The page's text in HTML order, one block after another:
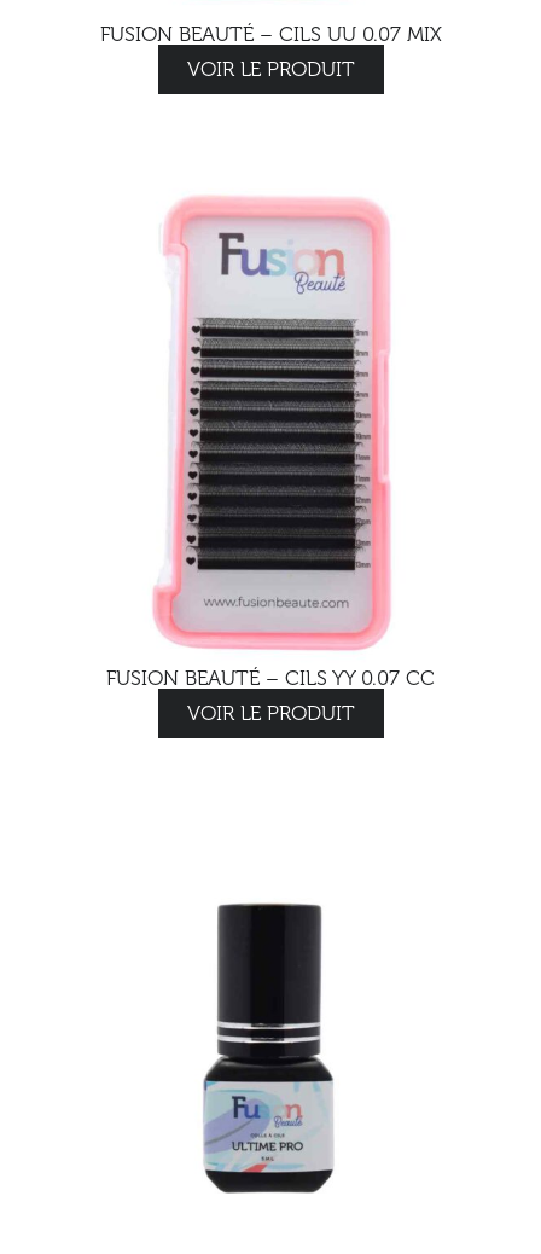
FUSION BEAUTÉ – CILS UU 0.07 MIX
VOIR LE PRODUIT
FUSION BEAUTÉ – CILS YY 0.07 CC
VOIR LE PRODUIT